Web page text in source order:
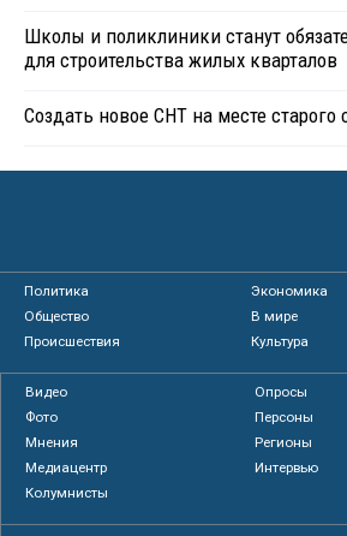
Школы и поликлиники станут
для строительства жилых кварталов
Создать новое СНТ на месте старого
Политика
Экономика
Общество
В мире
Происшествия
Культура
Видео
Опросы
Фото
Персоны
Мнения
Регионы
Медиацентр
Интервью
Колумнисты